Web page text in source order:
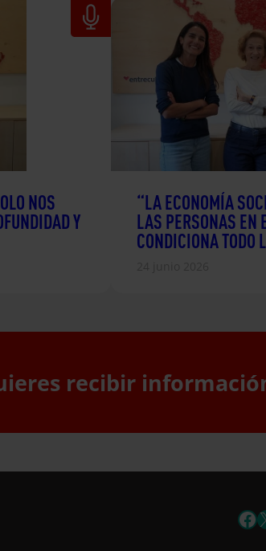
NOS
Y
“LA ECONOMÍA
LAS PERSONAS EN
CONDICIONA TODO
recibir
Suscríbete a